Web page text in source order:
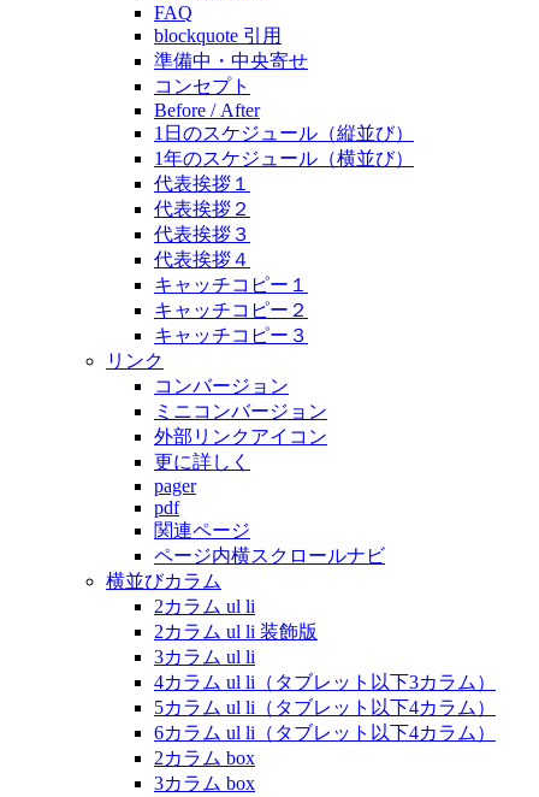
FAQ
blockquote 引用
準備中・中央寄せ
コンセプト
Before / After
1日のスケジュール（縦並び）
1年のスケジュール（横並び）
代表挨拶１
代表挨拶２
代表挨拶３
代表挨拶４
キャッチコピー１
キャッチコピー２
キャッチコピー３
リンク
コンバージョン
ミニコンバージョン
外部リンクアイコン
更に詳しく
pager
pdf
関連ページ
ページ内横スクロールナビ
横並びカラム
2カラム ul li
2カラム ul li 装飾版
3カラム ul li
4カラム ul li（タブレット以下3カラム）
5カラム ul li（タブレット以下4カラム）
6カラム ul li（タブレット以下4カラム）
2カラム box
3カラム box